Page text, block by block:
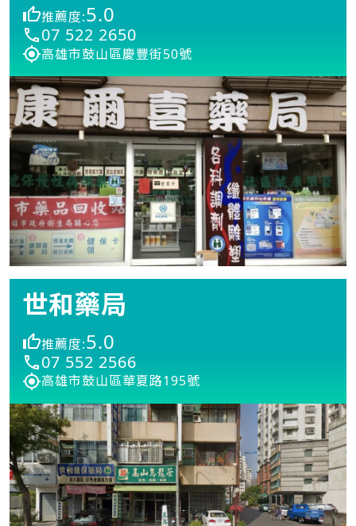
推薦度:5.0
07 522 2650
高雄市鼓山區慶豐街50號
世和藥局
推薦度:5.0
07 552 2566
高雄市鼓山區華夏路195號